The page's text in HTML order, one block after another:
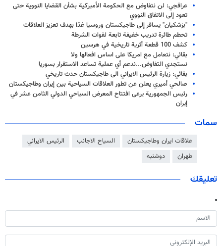
عراقجي: لن نتفاوض مع الحكومة الأميركية بشأن القضايا النووية حتى
تعود إلى الاتفاق النووي
"بزشكيان" يسافر إلى طاجيكستان وروسيا غدًا بهدف تعزيز العلاقات
تحطم طائرة تدريب خفيفة تابعة لقوات الشرطة
كشف 100 قطعة أثرية تاريخية في هرسين
بقائي: نتعامل مع امريكا على اساس افعالها ولا
نستجدي التفاوض...ندعم أي عملية تساعد الاستقرار بسوريا
بقائي: زيارة الرئيس الايراني الى طاجيكستان حدث تاريخي
صالحي أميري يعلن عن تطور العلاقات السياحية بين إيران وطاجيكستان
رئيس الجمهورية يرعى افتتاح المعرض السياحي الدولي الثامن عشر في
إيران
سمات
علاقات ايران وطاجيكستان السياح الاجانب
الرئيس الايراني
طهران
دوشنبه
تعليقك